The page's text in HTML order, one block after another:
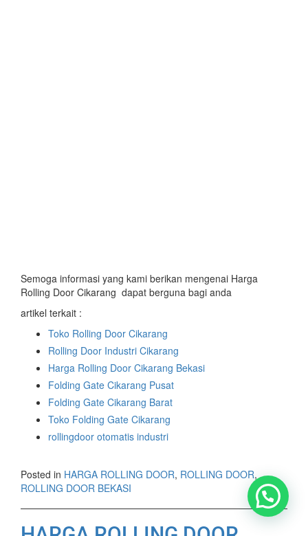
Semoga informasi yang kami berikan mengenai Harga
Rolling Door Cikarang dapat berguna bagi anda
artikel terkait :
Toko Rolling Door Cikarang
Rolling Door Industri Cikarang
Harga Rolling Door Cikarang Bekasi
Folding Gate Cikarang Pusat
Folding Gate Cikarang Barat
Toko Folding Gate Cikarang
rollingdoor otomatis industri
Posted in HARGA ROLLING DOOR, ROLLING DOOR,
ROLLING DOOR BEKASI